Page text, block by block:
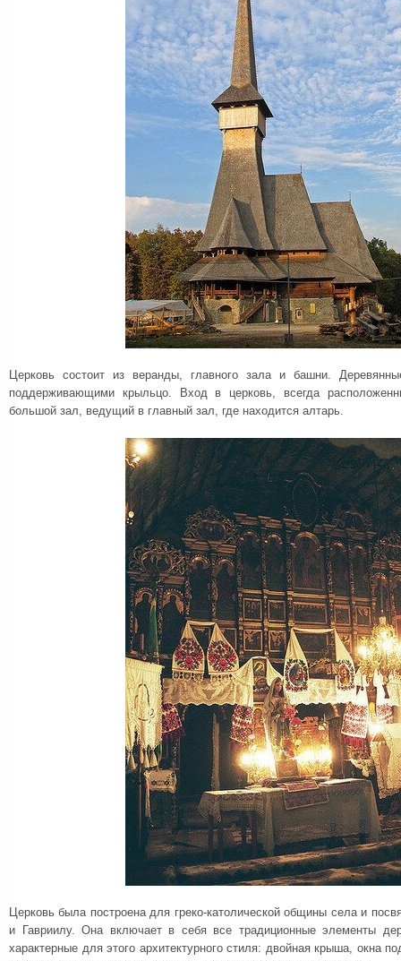
Церковь состоит из веранды, главного зала и башни.
поддерживающими крыльцо. Вход в церковь, всегда
большой зал, ведущий в главный зал, где находится алтарь.
Церковь была построена для греко-католической общины села и
и Гавриилу. Она включает в себя все традиционные элементы
характерные для этого архитектурного стиля: двойная крыша, окна